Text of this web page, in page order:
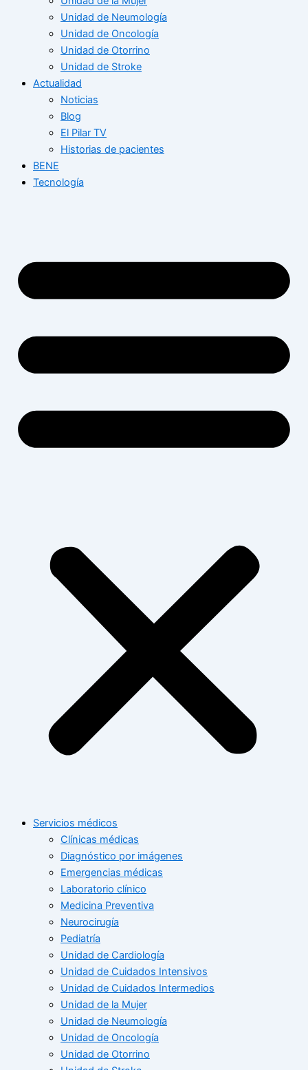
Unidad de Neumología
Unidad de Oncología
Unidad de Otorrino
Unidad de Stroke
Actualidad
Noticias
Blog
El Pilar TV
Historias de pacientes
BENE
Tecnología
Servicios médicos
Clínicas médicas
Diagnóstico por imágenes
Emergencias médicas
Laboratorio clínico
Medicina Preventiva
Neurocirugía
Pediatría
Unidad de Cardiología
Unidad de Cuidados Intensivos
Unidad de Cuidados Intermedios
Unidad de la Mujer
Unidad de Neumología
Unidad de Oncología
Unidad de Otorrino